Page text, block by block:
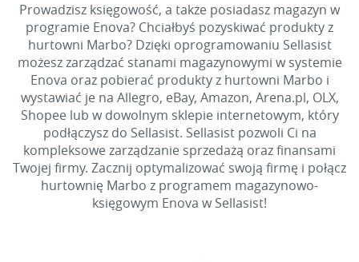
Prowadzisz księgowość, a także posiadasz magazyn w
programie Enova? Chciałbyś pozyskiwać produkty z
hurtowni Marbo? Dzięki oprogramowaniu Sellasist
możesz zarządzać stanami magazynowymi w systemie
Enova oraz pobierać produkty z hurtowni Marbo i
wystawiać je na Allegro, eBay, Amazon, Arena.pl, OLX,
Shopee lub w dowolnym sklepie internetowym, który
podłączysz do Sellasist. Sellasist pozwoli Ci na
kompleksowe zarządzanie sprzedażą oraz finansami
Twojej firmy. Zacznij optymalizować swoją firmę i połącz
hurtownię Marbo z programem magazynowo-
księgowym Enova w Sellasist!